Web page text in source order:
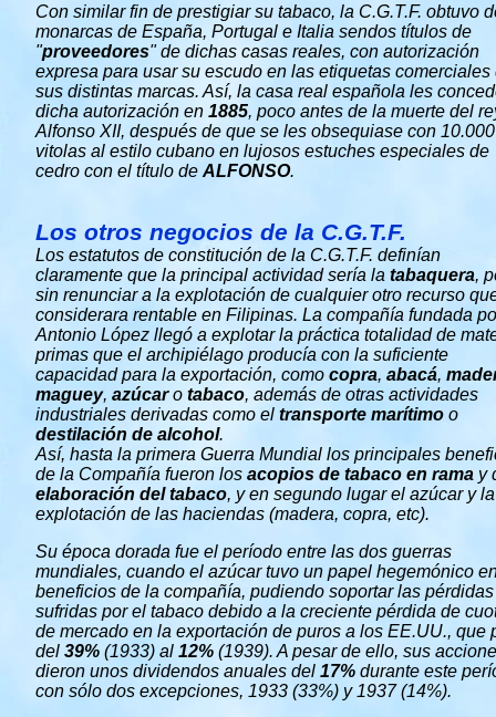
Con similar fin de prestigiar su tabaco, la C.G.T.F. obtuvo
monarcas de España, Portugal e Italia sendos títulos de
"proveedores" de dichas casas reales, con autorización
expresa para usar su escudo en las etiquetas comerciales
sus distintas marcas. Así, la casa real española les
dicha autorización en 1885, poco antes de la muerte del
Alfonso XII, después de que se les obsequiase con 10.000
vitolas al estilo cubano en lujosos estuches especiales de
cedro con el título de ALFONSO.
Los otros negocios de la C.G.T.F.
Los estatutos de constitución de la C.G.T.F. definían
claramente que la principal actividad sería la tabaquera,
sin renunciar a la explotación de cualquier otro recurso
considerara rentable en Filipinas. La compañía fundada
Antonio López llegó a explotar la práctica totalidad de
primas que el archipiélago producía con la suficiente
capacidad para la exportación, como copra, abacá,
maguey, azúcaro tabaco, además de otras actividades
industriales derivadas como el transporte marítimo o
destilación de alcohol.
Así, hasta la primera Guerra Mundial los principales
de la Compañía fueron los acopios de tabaco en rama y
elaboración del tabaco, y en segundo lugar el azúcar y la
explotación de las haciendas (madera, copra, etc).
Su época dorada fue el período entre las dos guerras
mundiales, cuando el azúcar tuvo un papel hegemónico
beneficios de la compañía, pudiendo soportar las pérdidas
sufridas por el tabaco debido a la creciente pérdida de
de mercado en la exportación de puros a los EE.UU., que
del 39% (1933) al 12% (1939). A pesar de ello, sus
dieron unos dividendos anuales del 17% durante este
con sólo dos excepciones, 1933 (33%) y 1937 (14%).